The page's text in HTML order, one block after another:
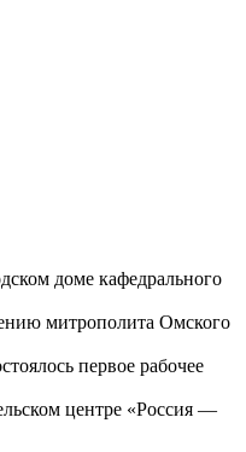
доме кафедрального
митрополита Омского
первое рабочее
центре «Россия —